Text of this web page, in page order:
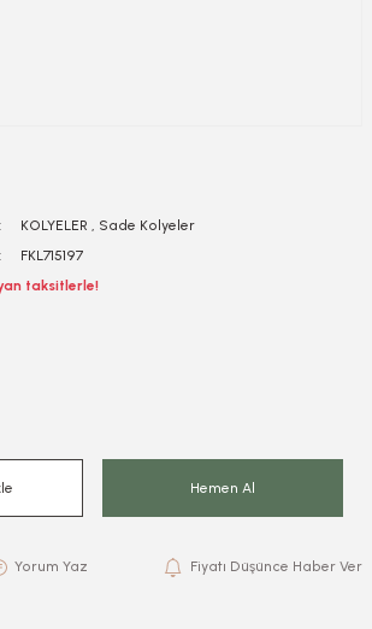
KOLYELER , Sade Kolyeler
FKL715197
taksitlerle!
Hemen Al
Yorum Yaz Fiyatı Düşünce Haber Ver